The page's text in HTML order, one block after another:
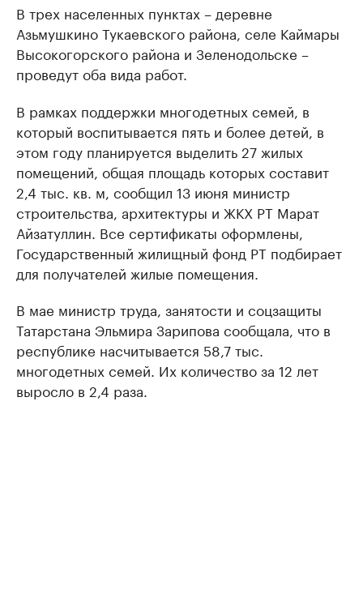
В трех населенных пунктах – деревне
Азьмушкино Тукаевского района, селе Каймары
Высокогорского района и Зеленодольске –
проведут оба вида работ.
В рамках поддержки многодетных семей, в
который воспитывается пять и более детей, в
этом году планируется выделить 27 жилых
помещений, общая площадь которых составит
2,4 тыс. кв. м, сообщил 13 июня министр
строительства, архитектуры и ЖКХ РТ Марат
Айзатуллин. Все сертификаты оформлены,
Государственный жилищный фонд РТ подбирает
для получателей жилые помещения.
В мае министр труда, занятости и соцзащиты
Татарстана Эльмира Зарипова сообщала, что в
республике насчитывается 58,7 тыс.
многодетных семей. Их количество за 12 лет
выросло в 2,4 раза.